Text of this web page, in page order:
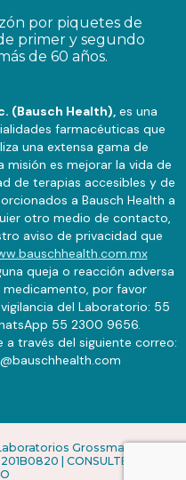
por piquetes de
primer y segundo
de 60 años.
(Bausch Health),es una
farmacéuticas que
una extensa gama de
es mejorar la vida de
de terapias accesibles y de
a Bausch Health a
otro medio de contacto,
aviso de privacidad que
queja o reacción adversa
por favor
del Laboratorio: 55
55 2300 9656.
través del siguiente correo:
Grossman, S.A.
| CONSULTE A SU